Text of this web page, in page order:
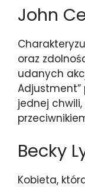
John
oraz
udanych
jednej
Becky
Kobieta,